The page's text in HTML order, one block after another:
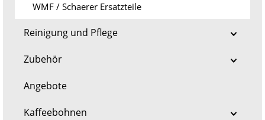
WMF / Schaerer Ersatzteile
Reinigung und Pflege
Zubehör
Angebote
Kaffeebohnen